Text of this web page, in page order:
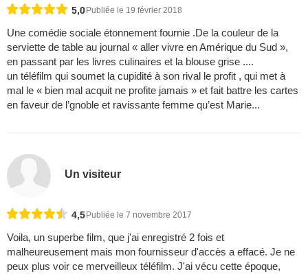
5,0Publiée le 19 février 2018
Une comédie sociale étonnement fournie .De la couleur de la
serviette de table au journal « aller vivre en Amérique du Sud »,
en passant par les livres culinaires et la blouse grise ....
un téléfilm qui soumet la cupidité à son rival le profit , qui met à
mal le « bien mal acquit ne profite jamais » et fait battre les cartes
en faveur de l’gnoble et ravissante femme qu’est Marie...
Un visiteur
4,5 Publiée le 7 novembre 2017
Voila, un superbe film, que j'ai enregistré 2 fois et
malheureusement mais mon fournisseur d'accès a effacé. Je ne
peux plus voir ce merveilleux téléfilm. J'ai vécu cette époque,